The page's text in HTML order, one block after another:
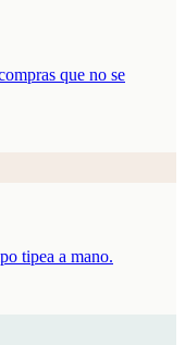
que no se
tipea a mano.